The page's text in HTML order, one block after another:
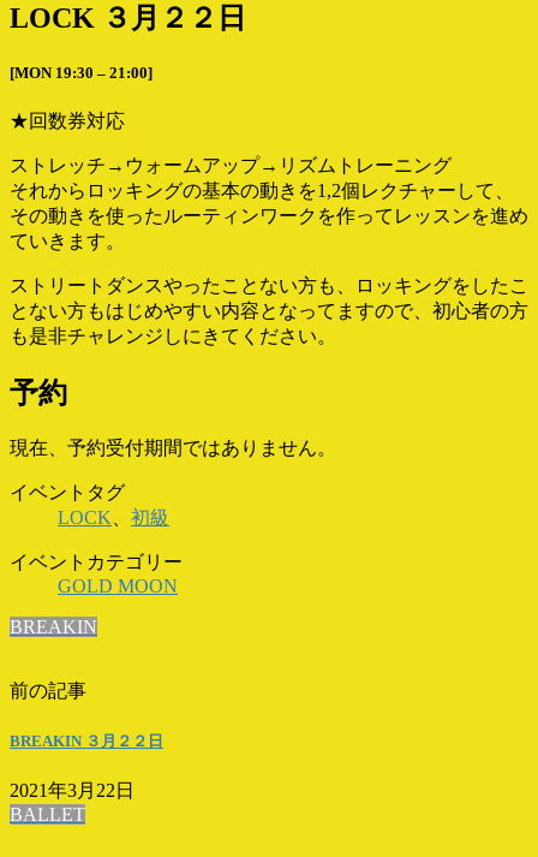
LOCK ３月２２日
[MON 19:30 – 21:00]
★回数券対応
ストレッチ→ウォームアップ→リズムトレーニング
それからロッキングの基本の動きを1,2個レクチャーして、
その動きを使ったルーティンワークを作ってレッスンを進め
ていきます。
ストリートダンスやったことない方も、ロッキングをしたこ
とない方もはじめやすい内容となってますので、初心者の方
も是非チャレンジしにきてください。
予約
現在、予約受付期間ではありません。
イベントタグ
LOCK
初級
イベントカテゴリー
GOLD MOON
BREAKIN
前の記事
BREAKIN ３月２２日
2021年3月22日
BALLET